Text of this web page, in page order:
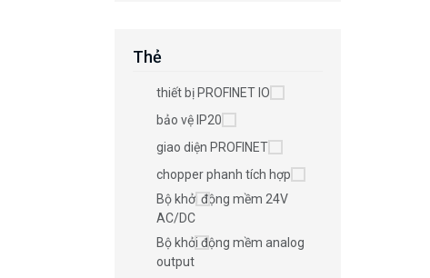
Thẻ
thiết bị PROFINET IO
bảo vệ IP20
giao diện PROFINET
chopper phanh tích hợp
Bộ khởi động mềm 24V
AC/DC
Bộ khởi động mềm analog
output